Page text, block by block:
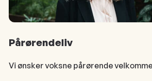
Pårørendeliv
Vi ønsker voksne pårørende